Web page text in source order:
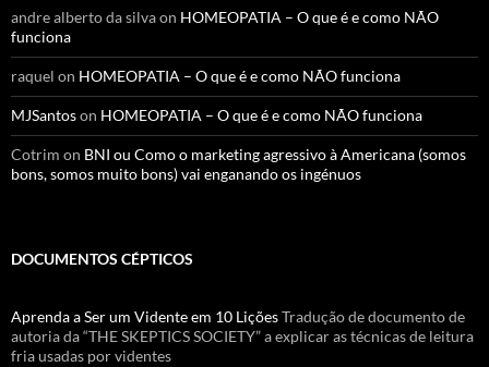
andre alberto da silvaon HOMEOPATIA – O que é e como NÃO
funciona
raquel on HOMEOPATIA – O que é e como NÃO funciona
MJSantoson HOMEOPATIA – O que é e como NÃO funciona
Cotrim on BNI ou Como o marketing agressivo à Americana (somos
bons, somos muito bons) vai enganando os ingénuos
DOCUMENTOS CÉPTICOS
Aprenda a Ser um Vidente em 10 LiçõesTradução de documento de
autoria da “THE SKEPTICS SOCIETY” a explicar as técnicas de leitura
fria usadas por videntes